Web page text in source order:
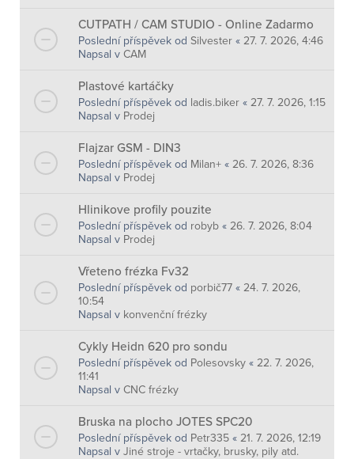
CUTPATH / CAM STUDIO - Online Zadarmo
Poslední příspěvek od Silvester « 27. 7. 2026, 4:46
Napsal v CAM
Plastové kartáčky
Poslední příspěvek od ladis.biker « 27. 7. 2026, 1:15
Napsal v Prodej
Flajzar GSM - DIN3
Poslední příspěvek od Milan+ « 26. 7. 2026, 8:36
Napsal v Prodej
Hlinikove profily pouzite
Poslední příspěvek od robyb « 26. 7. 2026, 8:04
Napsal v Prodej
Vřeteno frézka Fv32
Poslední příspěvek od porbič77 « 24. 7. 2026,
10:54
Napsal v konvenční frézky
Cykly Heidn 620 pro sondu
Poslední příspěvek od Polesovsky « 22. 7. 2026,
11:41
Napsal v CNC frézky
Bruska na plocho JOTES SPC20
Poslední příspěvek od Petr335 « 21. 7. 2026, 12:19
Napsal v Jiné stroje - vrtačky, brusky, pily atd.